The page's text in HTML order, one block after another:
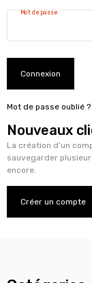
Mot de passe
Connexion
Mot de passe oublié ?
Nouveaux
La création d’un
sauvegarder
encore.
Créer un compte